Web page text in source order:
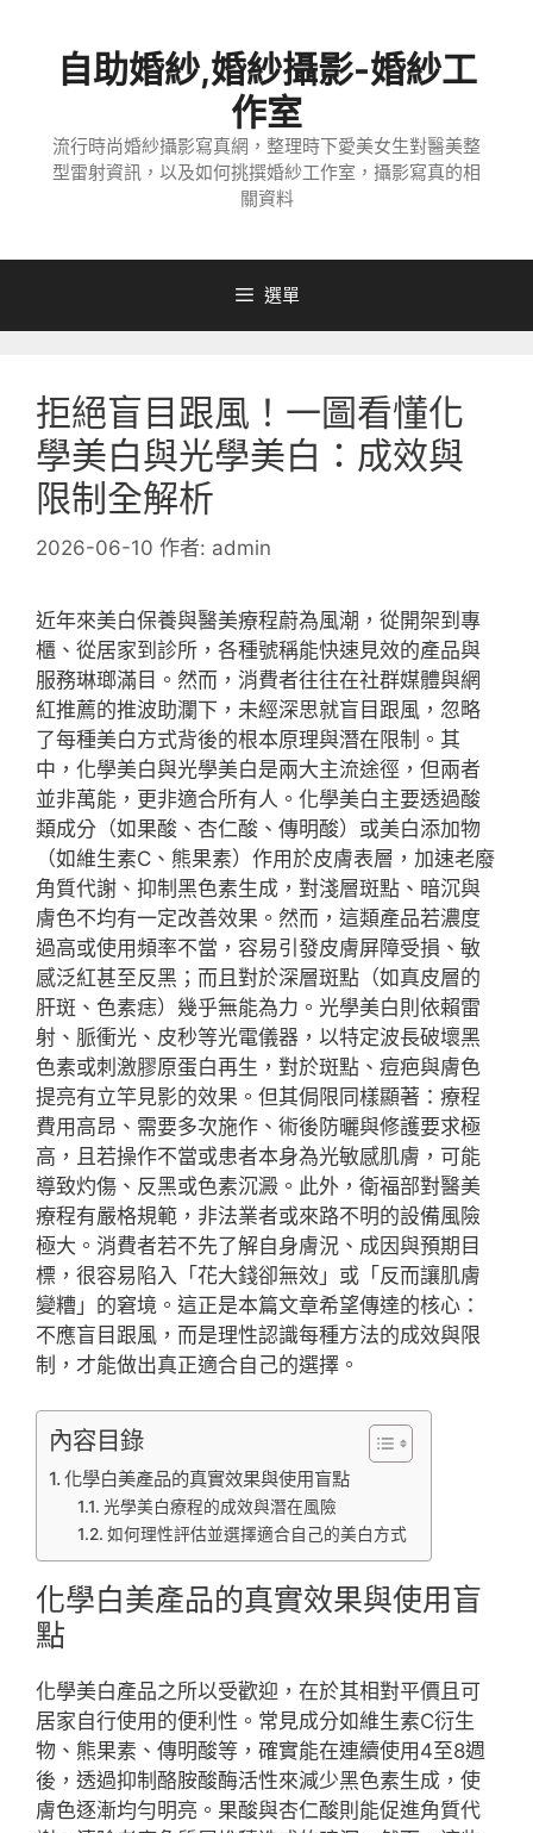
自助婚紗,婚紗攝影-婚紗工
作室
流行時尚婚紗攝影寫真網，整理時下愛美女生對醫美整
型雷射資訊，以及如何挑撰婚紗工作室，攝影寫真的相
關資料
選單
拒絕盲目跟風！一圖看懂化
學美白與光學美白：成效與
限制全解析
2026-06-10 作者: admin
近年來美白保養與醫美療程蔚為風潮，從開架到專
櫃、從居家到診所，各種號稱能快速見效的產品與
服務琳瑯滿目。然而，消費者往往在社群媒體與網
紅推薦的推波助瀾下，未經深思就盲目跟風，忽略
了每種美白方式背後的根本原理與潛在限制。其
中，化學美白與光學美白是兩大主流途徑，但兩者
並非萬能，更非適合所有人。化學美白主要透過酸
類成分（如果酸、杏仁酸、傳明酸）或美白添加物
（如維生素C、熊果素）作用於皮膚表層，加速老廢
角質代謝、抑制黑色素生成，對淺層斑點、暗沉與
膚色不均有一定改善效果。然而，這類產品若濃度
過高或使用頻率不當，容易引發皮膚屏障受損、敏
感泛紅甚至反黑；而且對於深層斑點（如真皮層的
肝斑、色素痣）幾乎無能為力。光學美白則依賴雷
射、脈衝光、皮秒等光電儀器，以特定波長破壞黑
色素或刺激膠原蛋白再生，對於斑點、痘疤與膚色
提亮有立竿見影的效果。但其侷限同樣顯著：療程
費用高昂、需要多次施作、術後防曬與修護要求極
高，且若操作不當或患者本身為光敏感肌膚，可能
導致灼傷、反黑或色素沉澱。此外，衛福部對醫美
療程有嚴格規範，非法業者或來路不明的設備風險
極大。消費者若不先了解自身膚況、成因與預期目
標，很容易陷入「花大錢卻無效」或「反而讓肌膚
變糟」的窘境。這正是本篇文章希望傳達的核心：
不應盲目跟風，而是理性認識每種方法的成效與限
制，才能做出真正適合自己的選擇。
內容目錄
化學白美產品的真實效果與使用盲點
光學美白療程的成效與潛在風險
如何理性評估並選擇適合自己的美白方式
化學白美產品的真實效果與使用盲
點
化學美白產品之所以受歡迎，在於其相對平價且可
居家自行使用的便利性。常見成分如維生素C衍生
物、熊果素、傳明酸等，確實能在連續使用4至8週
後，透過抑制酪胺酸酶活性來減少黑色素生成，使
膚色逐漸均勻明亮。果酸與杏仁酸則能促進角質代